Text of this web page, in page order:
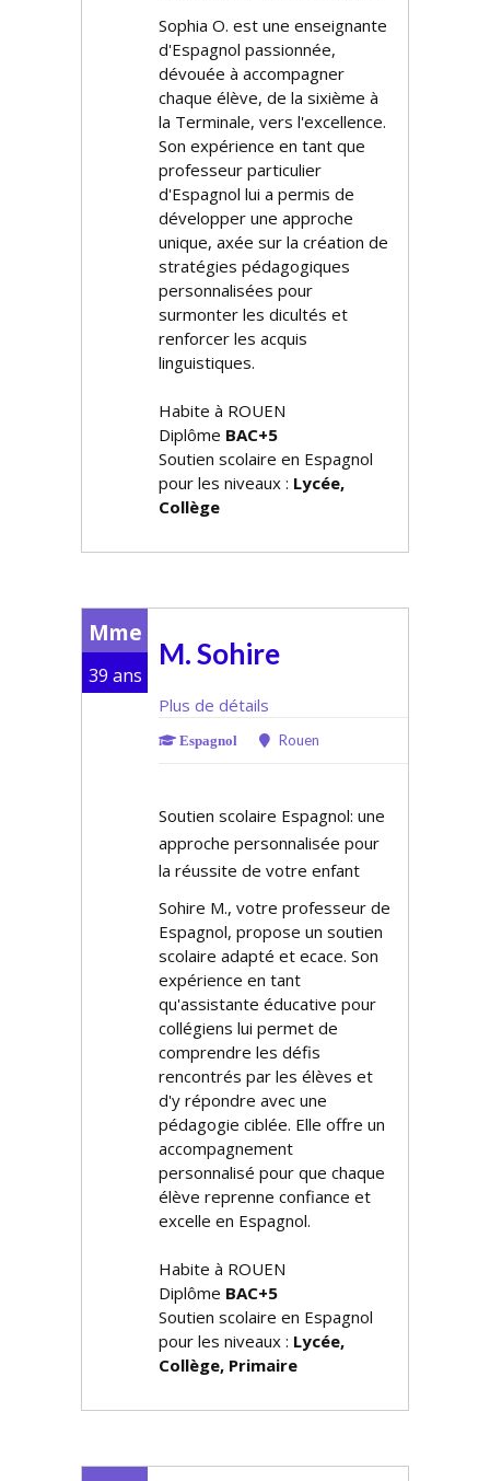
Sophia O. est une enseignante
d'Espagnol passionnée,
dévouée à accompagner
chaque élève, de la sixième à
la Terminale, vers l'excellence.
Son expérience en tant que
professeur particulier
d'Espagnol lui a permis de
développer une approche
unique, axée sur la création de
stratégies pédagogiques
personnalisées pour
surmonter les difficultés et
renforcer les acquis
linguistiques.
Habite à ROUEN
Diplôme BAC+5
Soutien scolaire en Espagnol
pour les niveaux : Lycée,
Collège
Mme
39 ans
M. Sohire
Plus de détails
Espagnol Rouen
Soutien scolaire Espagnol: une
approche personnalisée pour
la réussite de votre enfant
Sohire M., votre professeur de
Espagnol, propose un soutien
scolaire adapté et efficace. Son
expérience en tant
qu'assistante éducative pour
collégiens lui permet de
comprendre les défis
rencontrés par les élèves et
d'y répondre avec une
pédagogie ciblée. Elle offre un
accompagnement
personnalisé pour que chaque
élève reprenne confiance et
excelle en Espagnol.
Habite à ROUEN
Diplôme BAC+5
Soutien scolaire en Espagnol
pour les niveaux : Lycée,
Collège, Primaire